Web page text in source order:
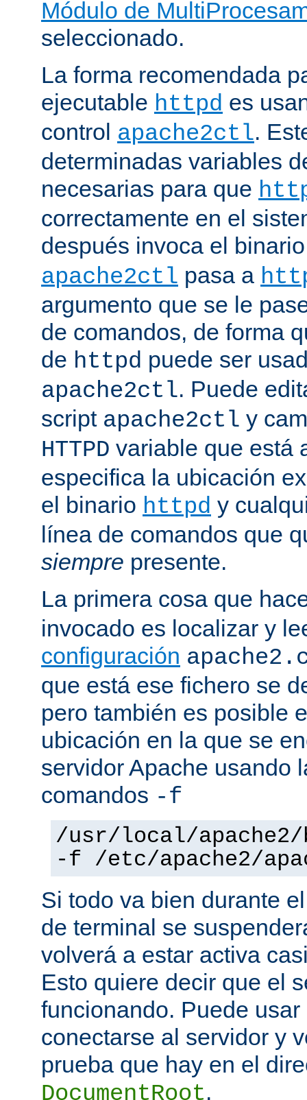
Módulo de
seleccionado.
La forma recomendada
ejecutable httpd es
control apache2ctl.
determinadas variables
necesarias para que
correctamente en el
después invoca el
apache2ctl pasa a
argumento que se le
de comandos, de forma
de httpd puede ser
apache2ctl. Puede
script apache2ctl y
HTTPD variable que está
especifica la ubicación
el binario httpd y
línea de comandos que
siempre presente.
La primera cosa que
invocado es localizar y
configuración
que está ese fichero se
pero también es posible
ubicación en la que se
servidor Apache usando
comandos -f
/usr/local/
-f /etc/apache2/
Si todo va bien durante
de terminal se
volverá a estar activa
Esto quiere decir que el
funcionando. Puede
conectarse al servidor y
prueba que hay en el
DocumentRoot.